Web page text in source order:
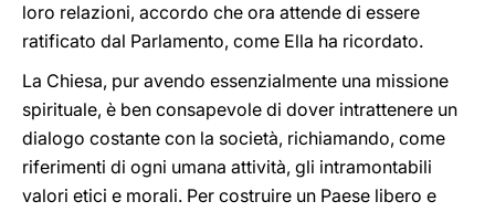
loro relazioni, accordo che ora attende di essere
ratificato dal Parlamento, come Ella ha ricordato.
La Chiesa, pur avendo essenzialmente una missione
spirituale, è ben consapevole di dover intrattenere un
dialogo costante con la società, richiamando, come
riferimenti di ogni umana attività, gli intramontabili
valori etici e morali. Per costruire un Paese libero e